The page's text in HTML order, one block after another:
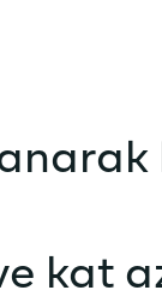
kat